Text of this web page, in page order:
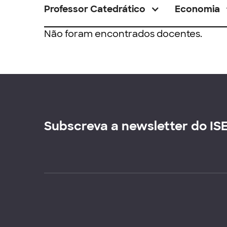
Professor Catedrático Economia
Não foram encontrados docentes.
Subscreva a newsletter do